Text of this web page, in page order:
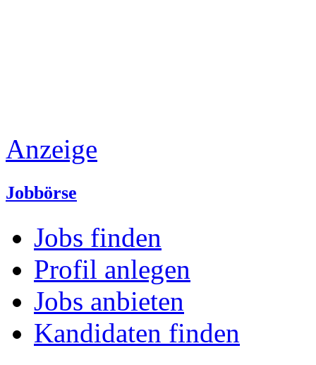
Anzeige
Jobbörse
Jobs finden
Profil anlegen
Jobs anbieten
Kandidaten finden